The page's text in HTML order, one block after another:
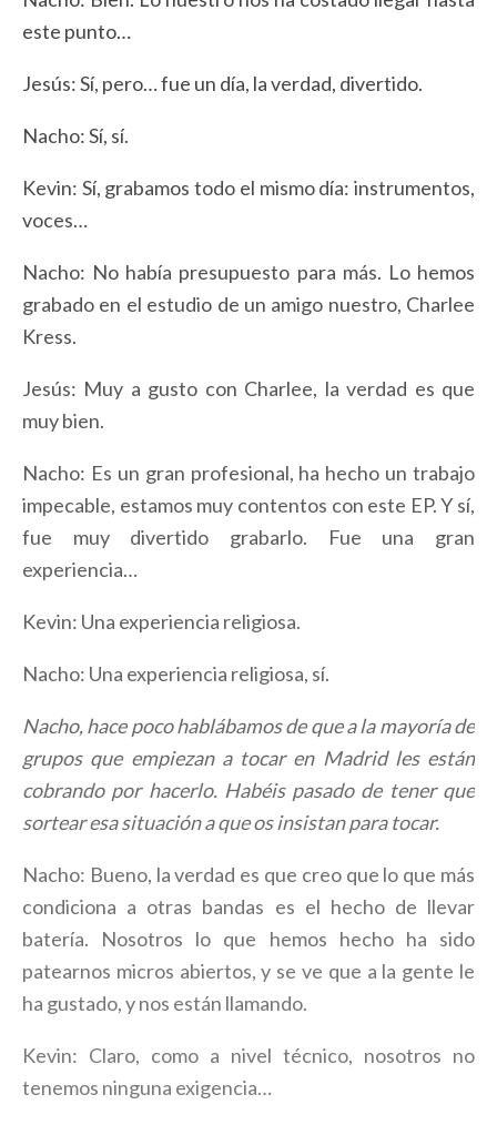
este punto…
Jesús: Sí, pero… fue un día, la verdad, divertido.
Nacho: Sí, sí.
Kevin: Sí, grabamos todo el mismo día: instrumentos,
voces…
Nacho: No había presupuesto para más. Lo hemos
grabado en el estudio de un amigo nuestro, Charlee
Kress.
Jesús: Muy a gusto con Charlee, la verdad es que
muy bien.
Nacho: Es un gran profesional, ha hecho un trabajo
impecable, estamos muy contentos con este EP. Y sí,
fue muy divertido grabarlo. Fue una gran
experiencia…
Kevin: Una experiencia religiosa.
Nacho: Una experiencia religiosa, sí.
Nacho, hace poco hablábamos de que a la mayoría de
grupos que empiezan a tocar en Madrid les están
cobrando por hacerlo. Habéis pasado de tener que
sortear esa situación a que os insistan para tocar.
Nacho: Bueno, la verdad es que creo que lo que más
condiciona a otras bandas es el hecho de llevar
batería. Nosotros lo que hemos hecho ha sido
patearnos micros abiertos, y se ve que a la gente le
ha gustado, y nos están llamando.
Kevin: Claro, como a nivel técnico, nosotros no
tenemos ninguna exigencia…